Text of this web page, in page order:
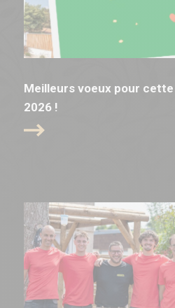
Meilleurs voeux pour cette
2026 !